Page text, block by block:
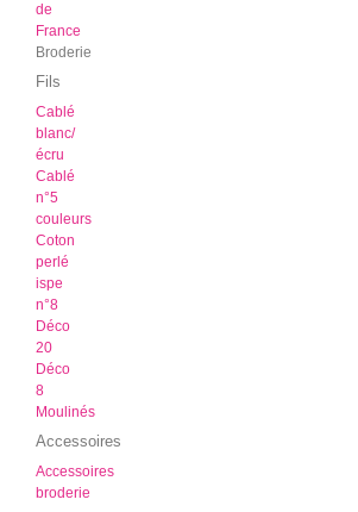
de
France
Broderie
Fils
Cablé
blanc/
écru
Cablé
n°5
couleurs
Coton
perlé
ispe
n°8
Déco
20
Déco
8
Moulinés
Accessoires
Accessoires
broderie